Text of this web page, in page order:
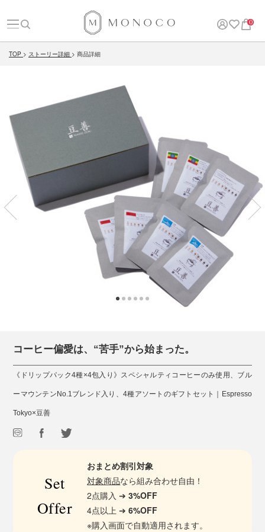
0
TOP ストーリー詳細 商品詳細
コーヒー偏愛は、“苦手”から始まった。
《ドリップパック4種×4包入り》スペシャルティコーヒーのみ使用、ブル
ーマウンテンNo.1ブレンド入り、4種アソートのギフトセット｜Espresso
Tokyo×豆善
Set
Offer
おまとめ割引対象
対象商品なら組み合わせ自由！
2点購入 ➔3%OFF
4点以上 ➔6%OFF
※購入画面で自動適用されます。